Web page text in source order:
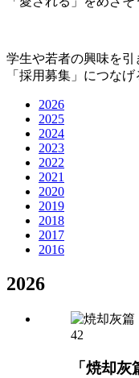
学生や若者の興味を引
「採用募集」につなげ
2026
2025
2024
2023
2022
2021
2020
2019
2018
2017
2016
2026
42
「焼却灰